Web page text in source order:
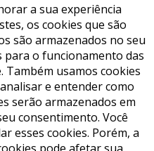
a sua experiência
os cookies que são
são armazenados no seu
para o funcionamento das
Também usamos cookies
e entender como
serão armazenados em
consentimento. Você
esses cookies. Porém, a
pode afetar sua